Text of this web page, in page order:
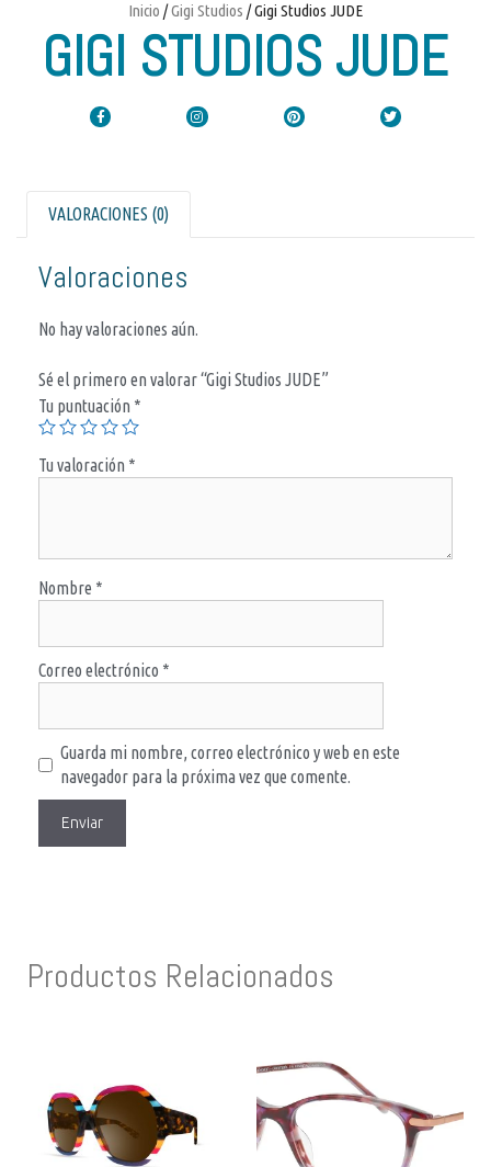
Inicio /Gigi Studios / Gigi Studios JUDE
GIGI STUDIOS JUDE
VALORACIONES (0)
Valoraciones
No hay valoraciones aún.
Sé el primero en valorar “Gigi Studios JUDE”
Tu puntuación *
Tu valoración *
Nombre *
Correo electrónico *
Guarda mi nombre, correo electrónico y web en este
navegador para la próxima vez que comente.
Productos Relacionados